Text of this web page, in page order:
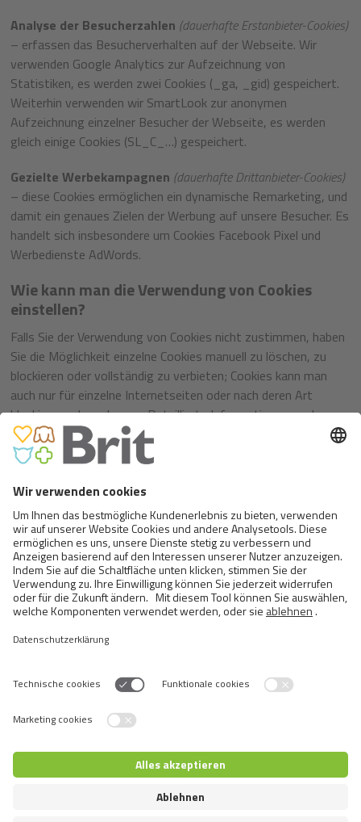
Analyse der Besucherzahlen (dauerhafte Erstanbieter-Cookies)
– erfassen das Besucherverhalten auf der Webseite. Wir
verwenden Google Analytics zur Aufzeichnung von
Statistiken, es werden zwei Cookies (_ga, _gid) gespeichert.
Weiterhin verwenden wir SmartLook zur anonymen
Aufzeichnung einzelner Besucher der Webseite, es werden
gleich einige Cookies (SL_C_…) gespeichert.
Gezielte Werbekampagnen (dauerhafte Drittanbieter-Cookies)
– diese Cookies ermöglichen ein dynamische Remarketing, und
damit ein genaues Zielen der Werbung auf unsere Besucher. Es
handelt sich insbesondere um Cookies Facebook Pixel und
Werbedienste AdWords.
Wie kann man die Verwendung von Cookies
einstellen?
Falls Sie der Verwendung von Cookies nicht zustimmen, haben
Sie die Möglichkeit einzelne Cookies manuell zu löschen, zu
blockieren oder vollständig zu verbieten; Cookies kann man
auch nur für einzelne Internetseiten oder nach deren Art
blockieren oder zulassen. Detaillierte Informationen zu den
Cookie-Einstellungen finden Sie auf der Webseite des
jeweiligen Browseranbieters:
Chrome
Firefox
Internet Explorer
Edge
Safari
Opera
Android
Switch language